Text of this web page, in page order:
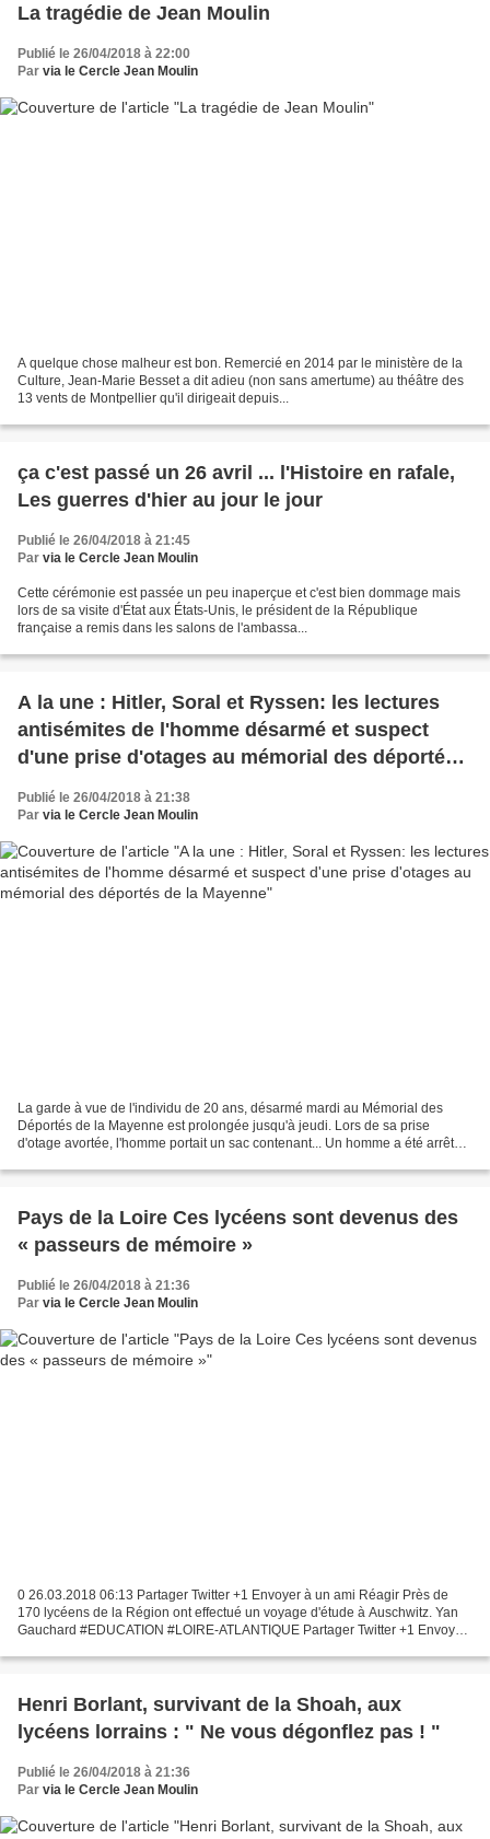
La tragédie de Jean Moulin
Publié le 26/04/2018 à 22:00
Par via le Cercle Jean Moulin
A quelque chose malheur est bon. Remercié en 2014 par le ministère de la
Culture, Jean-Marie Besset a dit adieu (non sans amertume) au théâtre des
13 vents de Montpellier qu'il dirigeait depuis...
ça c'est passé un 26 avril ... l'Histoire en rafale,
Les guerres d'hier au jour le jour
Publié le 26/04/2018 à 21:45
Par via le Cercle Jean Moulin
Cette cérémonie est passée un peu inaperçue et c'est bien dommage mais
lors de sa visite d'État aux États-Unis, le président de la République
française a remis dans les salons de l'ambassa...
A la une : Hitler, Soral et Ryssen: les lectures
antisémites de l'homme désarmé et suspect
d'une prise d'otages au mémorial des déportés
de la Mayenne
Publié le 26/04/2018 à 21:38
Par via le Cercle Jean Moulin
La garde à vue de l'individu de 20 ans, désarmé mardi au Mémorial des
Déportés de la Mayenne est prolongée jusqu'à jeudi. Lors de sa prise
d'otage avortée, l'homme portait un sac contenant... Un homme a été arrêté
Pays de la Loire Ces lycéens sont devenus des
« passeurs de mémoire »
Publié le 26/04/2018 à 21:36
Par via le Cercle Jean Moulin
0 26.03.2018 06:13 Partager Twitter +1 Envoyer à un ami Réagir Près de
170 lycéens de la Région ont effectué un voyage d'étude à Auschwitz. Yan
Gauchard #EDUCATION #LOIRE-ATLANTIQUE Partager Twitter +1 Envoyer
Henri Borlant, survivant de la Shoah, aux
lycéens lorrains : " Ne vous dégonflez pas ! "
Publié le 26/04/2018 à 21:36
Par via le Cercle Jean Moulin